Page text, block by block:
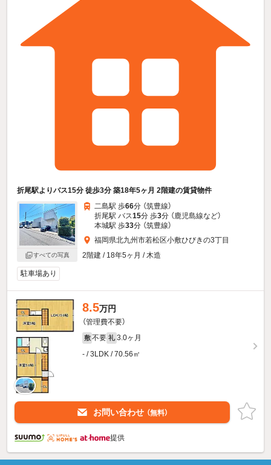
折尾駅よりバス15分 徒歩3分 築18年5ヶ月 2階建の賃貸物件
すべての写真
二島駅 歩66分 （筑豊線）
折尾駅 バス15分 歩3分 （鹿児島線など）
本城駅 歩33分 （筑豊線）
福岡県北九州市若松区小敷ひびきの3丁目
2階建 / 18年5ヶ月 / 木造
駐車場あり
8.5万円
（管理費不要）
敷 不要 礼 3.0ヶ月
- / 3LDK / 70.56㎡
お問い合わせ （無料）
提供